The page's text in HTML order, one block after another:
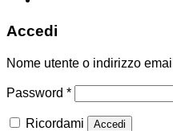
Accedi
Nome utente o indirizzo email
Password *Richiesto
Ricordami Accedi